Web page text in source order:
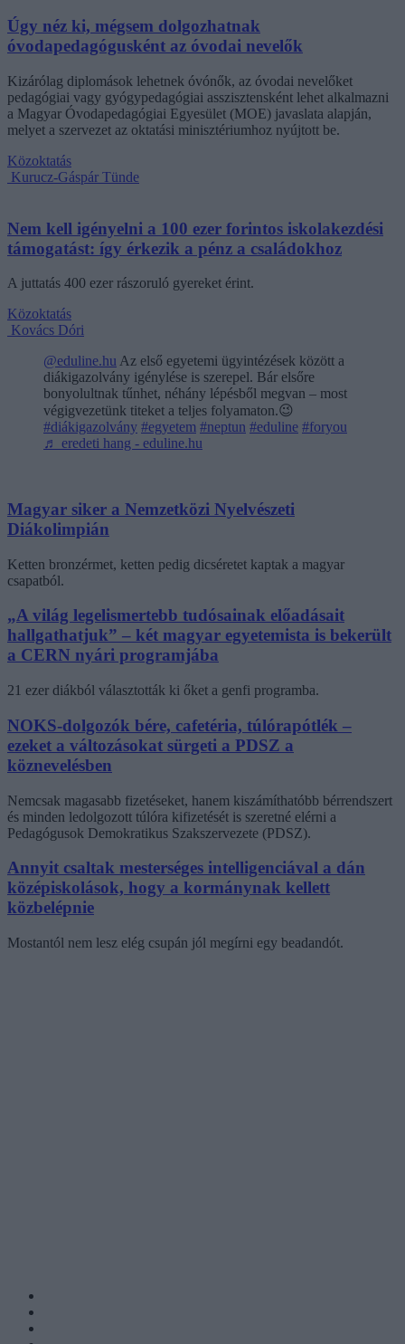
Úgy néz ki, mégsem dolgozhatnak
óvodapedagógusként az óvodai nevelők
Kizárólag diplomások lehetnek óvónők, az óvodai nevelőket
pedagógiai vagy gyógypedagógiai asszisztensként lehet alkalmazni
a Magyar Óvodapedagógiai Egyesület (MOE) javaslata alapján,
melyet a szervezet az oktatási minisztériumhoz nyújtott be.
Közoktatás
Kurucz-Gáspár Tünde
Nem kell igényelni a 100 ezer forintos iskolakezdési
támogatást: így érkezik a pénz a családokhoz
A juttatás 400 ezer rászoruló gyereket érint.
Közoktatás
Kovács Dóri
@eduline.hu Az első egyetemi ügyintézések között a
diákigazolvány igénylése is szerepel. Bár elsőre
bonyolultnak tűnhet, néhány lépésből megvan – most
végigvezetünk titeket a teljes folyamaton.😉
#diákigazolvány #egyetem #neptun #eduline #foryou
♬ eredeti hang - eduline.hu
Magyar siker a Nemzetközi Nyelvészeti
Diákolimpián
Ketten bronzérmet, ketten pedig dicséretet kaptak a magyar
csapatból.
„A világ legelismertebb tudósainak előadásait
hallgathatjuk” – két magyar egyetemista is bekerült
a CERN nyári programjába
21 ezer diákból választották ki őket a genfi programba.
NOKS-dolgozók bére, cafetéria, túlórapótlék –
ezeket a változásokat sürgeti a PDSZ a
köznevelésben
Nemcsak magasabb fizetéseket, hanem kiszámíthatóbb bérrendszert
és minden ledolgozott túlóra kifizetését is szeretné elérni a
Pedagógusok Demokratikus Szakszervezete (PDSZ).
Annyit csaltak mesterséges intelligenciával a dán
középiskolások, hogy a kormánynak kellett
közbelépnie
Mostantól nem lesz elég csupán jól megírni egy beadandót.